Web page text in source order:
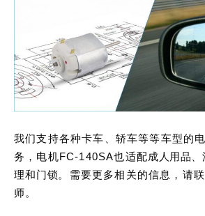
我们支持各种卡车、轿车等等车型的
务，电机FC-140SA也适配成人用品 、
理和门锁。需要更多相关的信息，请
师。